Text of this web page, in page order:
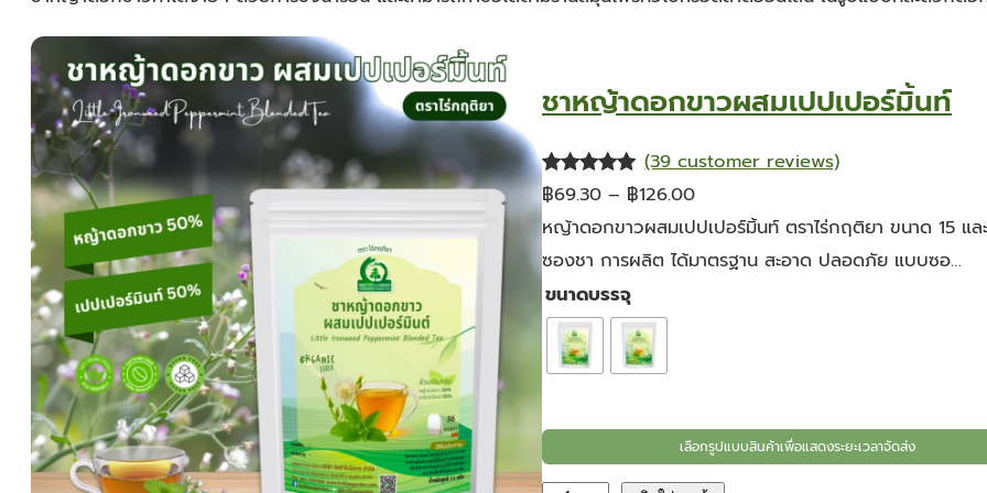
ชาหญ้าดอกขาวผสมเปปเปอร์มิ้นท์
ให้คะแนน
4.85
39
การให้
คะแนนของ
ลูกค้า
(39 customer reviews)
฿69.30 – ฿126.00P
r
i
n
g
หญ้าดอกขาวผสมเปปเปอร์มิ้นท์ ตราไร่กฤติยา ขนาด 15 แล
ซองชา การผลิต ได้มาตรฐาน สะอาด ปลอดภัย แบบซอ…
ขนาดบรรจุ
เลือกรูปแบบสินค้าเพื่อแสดงระยะเวลาจัดส่ง